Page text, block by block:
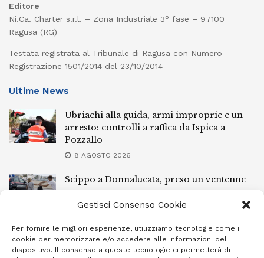
Gestisci Consenso Cookie
Per fornire le migliori esperienze, utilizziamo tecnologie come i
cookie per memorizzare e/o accedere alle informazioni del
dispositivo. Il consenso a queste tecnologie ci permetterà di
Editore
Ni.Ca. Charter s.r.l. – Zona Industriale 3° fase – 97100
Ragusa (RG)
Testata registrata al Tribunale di Ragusa con Numero
Registrazione 1501/2014 del 23/10/2014
Ultime News
Ubriachi alla guida, armi improprie e un
arresto: controlli a raffica da Ispica a
Pozzallo
8 AGOSTO 2026
Scippo a Donnalucata, preso un ventenne
8 AGOSTO 2026
Ragusa, arrestato perché non rispettava le
prescrizioni di stare lontano dalla casa